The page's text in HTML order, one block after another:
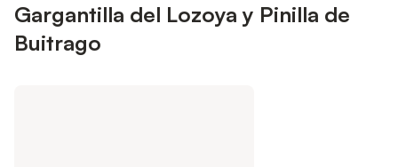
Gargantilla del Lozoya y Pinilla de
Buitrago